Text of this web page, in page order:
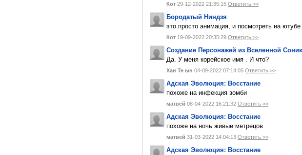
Кот 29-12-2022 21:35:15 Ответить >>
Бородатый Ниндзя
это просто анимация, и посмотреть на
Кот 19-09-2022 20:35:29 Ответить >>
Создание Персонажей из Вселенной
Да. У меня корейское имя . И что?
Хан Те ын 04-09-2022 07:14:05 Ответить >>
Адская Эволюция: Восстание
похоже на инфекция зомби
матвей 08-04-2022 16:21:32 Ответить >>
Адская Эволюция: Восстание
похоже на ночь живые метрецов
матвей 31-03-2022 14:04:13 Ответить >>
Адская Эволюция: Восстание